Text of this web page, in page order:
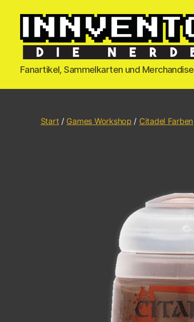
Fanartikel, Sammelkarten und Merchandise
Start / Games Workshop / Citadel Farben